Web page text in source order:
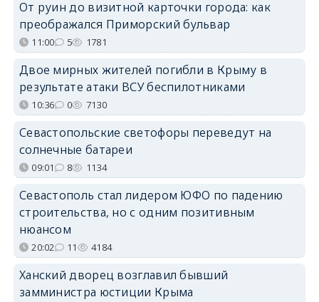
От руин до визитной карточки города: как
преображался Приморский бульвар
11:00 5 1781
Двое мирных жителей погибли в Крыму в
результате атаки ВСУ беспилотниками
10:36 0 7130
Севастопольские светофоры переведут на
солнечные батареи
09:01 8 1134
Севастополь стал лидером ЮФО по падению
строительства, но с одним позитивным
нюансом
20:02 11 4184
Ханский дворец возглавил бывший
замминистра юстиции Крыма